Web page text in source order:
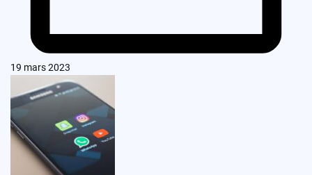
19 mars 2023